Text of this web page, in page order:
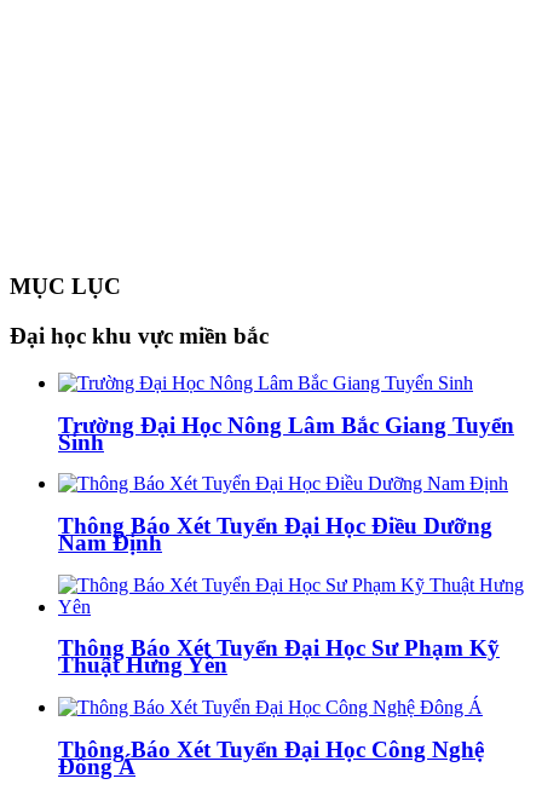
MỤC LỤC
Đại học khu vực miền bắc
Trường Đại Học Nông Lâm Bắc Giang Tuyển
Sinh
Thông Báo Xét Tuyển Đại Học Điều Dưỡng
Nam Định
Thông Báo Xét Tuyển Đại Học Sư Phạm Kỹ
Thuật Hưng Yên
Thông Báo Xét Tuyển Đại Học Công Nghệ
Đông Á